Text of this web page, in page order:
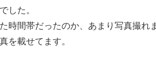
した。
時間帯だったのか、あまり写真撮れ
を載せてます。